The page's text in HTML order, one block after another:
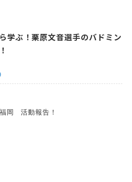
学ぶ！栗原文音選手のバドミン